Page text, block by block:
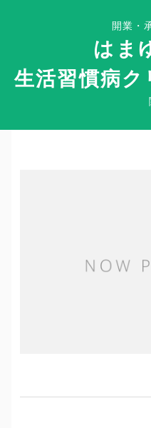
開業・
はま
生活習慣病ク
Clinic Success Case